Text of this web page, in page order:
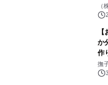
（
か
作
撫